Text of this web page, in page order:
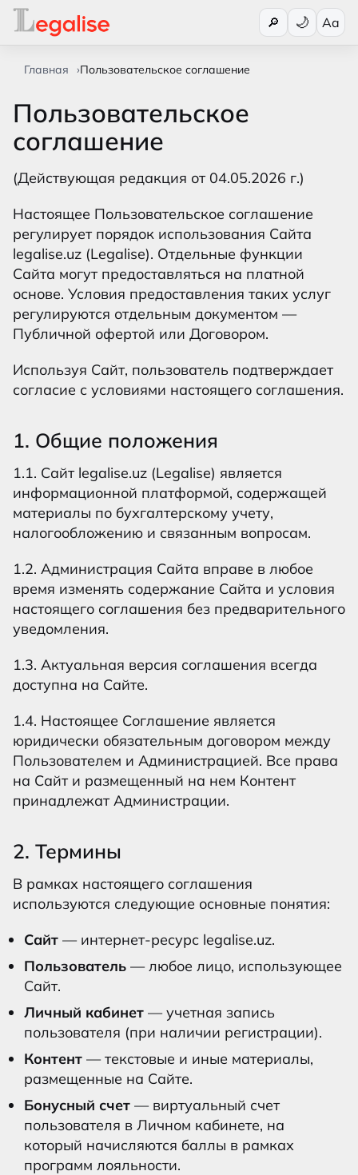
🔎 Aa
Главная Пользовательское соглашение
Пользовательское
соглашение
(Действующая редакция от 04.05.2026 г.)
Настоящее Пользовательское соглашение
регулирует порядок использования Сайта
legalise.uz (Legalise). Отдельные функции
Сайта могут предоставляться на платной
основе. Условия предоставления таких услуг
регулируются отдельным документом —
Публичной офертой или Договором.
Используя Сайт, пользователь подтверждает
согласие с условиями настоящего соглашения.
1. Общие положения
1.1. Сайт legalise.uz (Legalise) является
информационной платформой, содержащей
материалы по бухгалтерскому учету,
налогообложению и связанным вопросам.
1.2. Администрация Сайта вправе в любое
время изменять содержание Сайта и условия
настоящего соглашения без предварительного
уведомления.
1.3. Актуальная версия соглашения всегда
доступна на Сайте.
1.4. Настоящее Соглашение является
юридически обязательным договором между
Пользователем и Администрацией. Все права
на Сайт и размещенный на нем Контент
принадлежат Администрации.
2. Термины
В рамках настоящего соглашения
используются следующие основные понятия:
Сайт — интернет-ресурс legalise.uz.
Пользователь — любое лицо, использующее
Сайт.
Личный кабинет — учетная запись
пользователя (при наличии регистрации).
Контент — текстовые и иные материалы,
размещенные на Сайте.
Бонусный счет — виртуальный счет
пользователя в Личном кабинете, на
который начисляются баллы в рамках
программ лояльности.